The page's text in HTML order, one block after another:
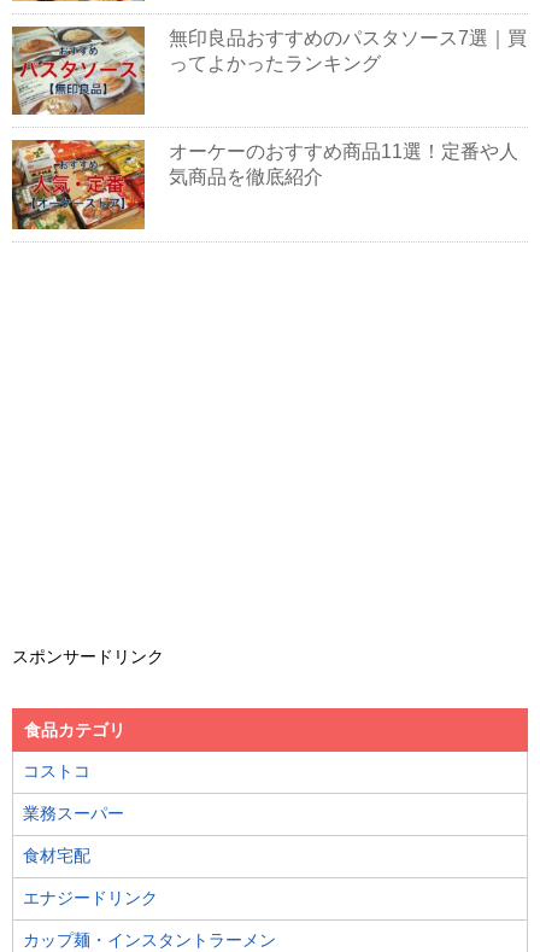
無印良品おすすめのパスタソース7選｜買
ってよかったランキング
オーケーのおすすめ商品11選！定番や人
気商品を徹底紹介
スポンサードリンク
食品カテゴリ
コストコ
業務スーパー
食材宅配
エナジードリンク
カップ麺・インスタントラーメン